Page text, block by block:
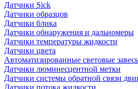
Датчики Sick
Датчики образцов
Датчики блика
Датчики обнаружения и дальномеры
Датчики температуры жидкости
Датчики цвета
Автоматизированные световые
Датчики люминесцентной метки
Датчики системы обратной связи